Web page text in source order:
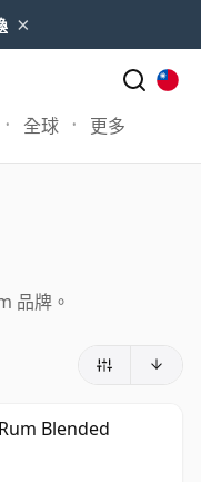
×
全球 更多
品牌。
Blended